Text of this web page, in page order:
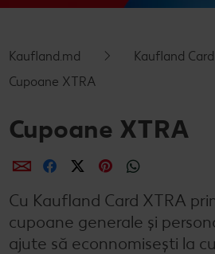
Băuturi
Valorile noastre
Rețete de prăjituri
Fresh
Concursuri
Marcă proprie Kaufland - și calitate
Timp liber
Kaufland.md
Kaufland
Cupoane XTRA
Cupoane XTRA
DistribuieDistribuieDistribuieDistribuie
Cu Kaufland Card XTRA
cupoane generale și
ajute să econnomisești la